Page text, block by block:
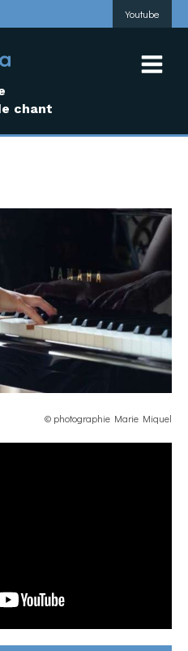
Youtube
chant
© photographie Marie Miquel